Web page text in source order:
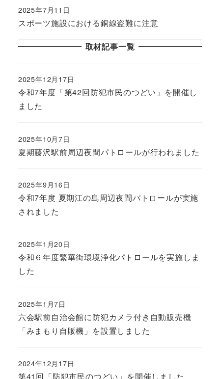
スポーツ施設における銅線盗難に注意
2025年7月11日
取材記事一覧
令和7年度「第42回防犯市民のつどい」を開催し
ました
2025年12月17日
夏期藤沢駅前周辺夜間パトロールが行われました
2025年10月7日
令和7年度 夏期江の島周辺夜間パトロールが実施
されました
2025年9月16日
令和６年度繁華街環境浄化パトロールを実施しま
した
2025年1月20日
六会駅前自治会館に防犯カメラ付き自動販売機
「みまもり自販機」を設置しました
2025年1月7日
第41回「防犯市民のつどい」を開催しました
2024年12月17日